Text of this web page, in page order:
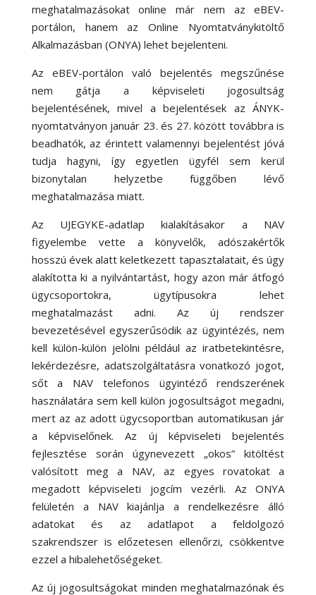
meghatalmazásokat online már nem az eBEV-
portálon, hanem az Online Nyomtatványkitöltő
Alkalmazásban (ONYA) lehet bejelenteni.
Az eBEV-portálon való bejelentés megszűnése
nem gátja a képviseleti jogosultság
bejelentésének, mivel a bejelentések az ÁNYK-
nyomtatványon január 23. és 27. között továbbra is
beadhatók, az érintett valamennyi bejelentést jóvá
tudja hagyni, így egyetlen ügyfél sem kerül
bizonytalan helyzetbe függőben lévő
meghatalmazása miatt.
Az UJEGYKE-adatlap kialakításakor a NAV
figyelembe vette a könyvelők, adószakértők
hosszú évek alatt keletkezett tapasztalatait, és úgy
alakította ki a nyilvántartást, hogy azon már átfogó
ügycsoportokra, ügytípusokra lehet
meghatalmazást adni. Az új rendszer
bevezetésével egyszerűsödik az ügyintézés, nem
kell külön-külön jelölni például az iratbetekintésre,
lekérdezésre, adatszolgáltatásra vonatkozó jogot,
sőt a NAV telefonos ügyintéző rendszerének
használatára sem kell külön jogosultságot megadni,
mert az az adott ügycsoportban automatikusan jár
a képviselőnek. Az új képviseleti bejelentés
fejlesztése során úgynevezett „okos” kitöltést
valósított meg a NAV, az egyes rovatokat a
megadott képviseleti jogcím vezérli. Az ONYA
felületén a NAV kiajánlja a rendelkezésre álló
adatokat és az adatlapot a feldolgozó
szakrendszer is előzetesen ellenőrzi, csökkentve
ezzel a hibalehetőségeket.
Az új jogosultságokat minden meghatalmazónak és